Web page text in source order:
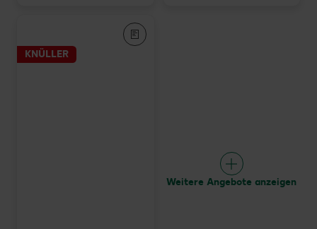
KNÜLLER
Weitere Angebote anzeigen